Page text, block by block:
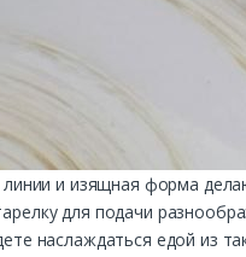
и изящная форма
для подачи
наслаждаться едой из